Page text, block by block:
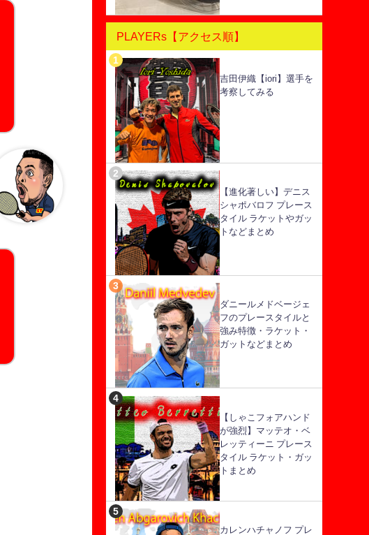
PLAYERs【アクセス順】
吉田伊織【iori】選手を
考察してみる
【進化著しい】デニス
シャポバロフ プレース
タイル ラケットやガッ
トなどまとめ
ダニールメドベージェ
フのプレースタイルと
強み特徴・ラケット・
ガットなどまとめ
【しゃこフォアハンド
が強烈】マッテオ・ベ
レッティーニ プレース
タイル ラケット・ガッ
トまとめ
カレンハチャノフ プレ